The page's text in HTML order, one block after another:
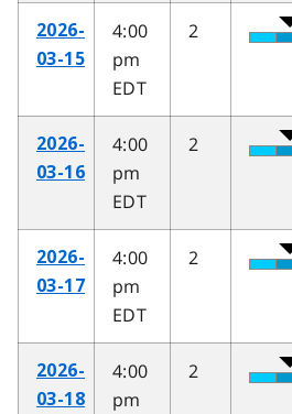
2026-
03-15
4:00
pm
EDT
2
2026-
03-16
4:00
pm
EDT
2
2026-
03-17
4:00
pm
EDT
2
2026-
03-18
4:00
pm
2